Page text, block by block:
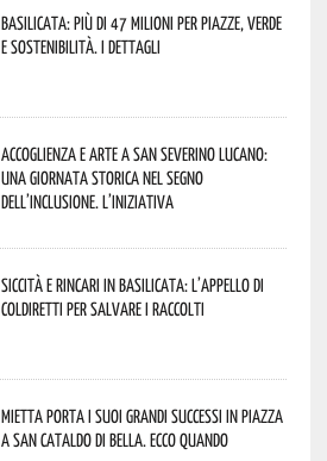
Basilicata: più di 47 milioni per piazze, verde
e sostenibilità. I dettagli
Accoglienza e arte a San Severino Lucano:
una giornata storica nel segno
dell’inclusione. L’iniziativa
Siccità e rincari in Basilicata: l’appello di
Coldiretti per salvare i raccolti
Mietta porta i suoi grandi successi in piazza
a San Cataldo di Bella. Ecco quando